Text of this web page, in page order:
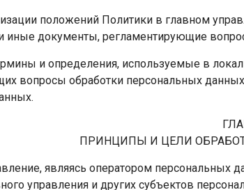
положений Политики в главном
иные документы, регламентирующие
и определения, используемые в
вопросы обработки персональных
ПРИНЦИПЫ И ЦЕЛИ
являясь оператором персональных
управления и других субъектов